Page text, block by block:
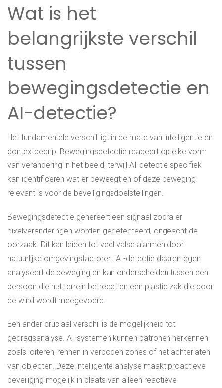
Wat is het
belangrijkste verschil
tussen
bewegingsdetectie en
AI-detectie?
Het fundamentele verschil ligt in de mate van intelligentie en
contextbegrip. Bewegingsdetectie reageert op elke vorm
van verandering in het beeld, terwijl AI-detectie specifiek
kan identificeren wat er beweegt en of deze beweging
relevant is voor de beveiligingsdoelstellingen.
Bewegingsdetectie genereert een signaal zodra er
pixelveranderingen worden gedetecteerd, ongeacht de
oorzaak. Dit kan leiden tot veel valse alarmen door
natuurlijke omgevingsfactoren. AI-detectie daarentegen
analyseert de beweging en kan onderscheiden tussen een
persoon die het terrein betreedt en een plastic zak die door
de wind wordt meegevoerd.
Een ander cruciaal verschil is de mogelijkheid tot
gedragsanalyse. AI-systemen kunnen patronen herkennen
zoals loiteren, rennen in verboden zones of het achterlaten
van objecten. Deze intelligente analyse maakt proactieve
beveiliging mogelijk in plaats van alleen reactieve